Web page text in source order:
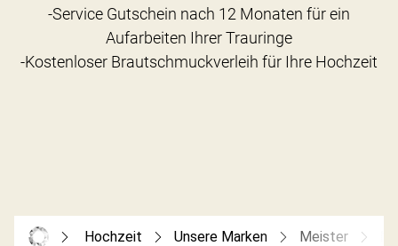
-Service Gutschein nach 12 Monaten für ein
Aufarbeiten Ihrer Trauringe
Hochzeit Unsere Marken Meister